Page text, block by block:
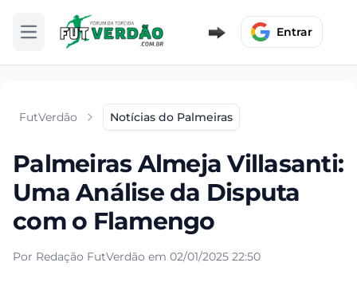
Abrir menu Entrar
FutVerdão Notícias do Palmeiras
Palmeiras Almeja Villasanti:
Uma Análise da Disputa
com o Flamengo
Por Redação FutVerdão em 02/01/2025 22:50